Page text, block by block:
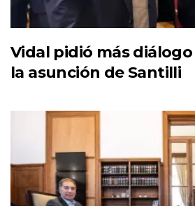
Vidal pidió más
la asunción de Santilli